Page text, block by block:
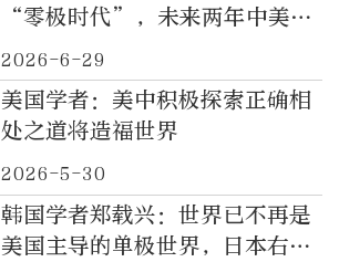
“零极时代”，未来两年中美关
系稳定可期
2026-6-29
美国学者：美中积极探索正确相
处之道将造福世界
2026-5-30
韩国学者郑载兴：世界已不再是
美国主导的单极世界，日本右翼